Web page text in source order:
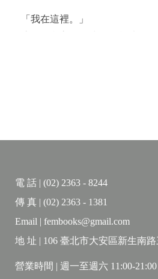
「我在這裡。」
臉書時代的台灣，直指世代鴻
播
一部關於徒勞的渴望之書，也是
身體不再是靈魂的居所，靈魂
電 話 | (02) 2363 - 8244
傳 真 | (02) 2363 - 1381
Email | fembooks@gmail.com
地 址 | 106 臺北市大安區新生南
營業時間 | 週一至週六 11:00-21:00